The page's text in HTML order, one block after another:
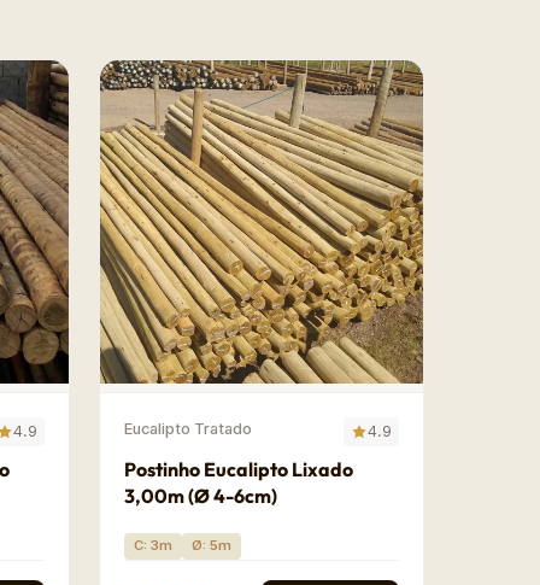
4.9 Eucalipto Tratado 4.9
Postinho Eucalipto Lixado
3,00m (Ø 4-6cm)
C: 3m Ø: 5m